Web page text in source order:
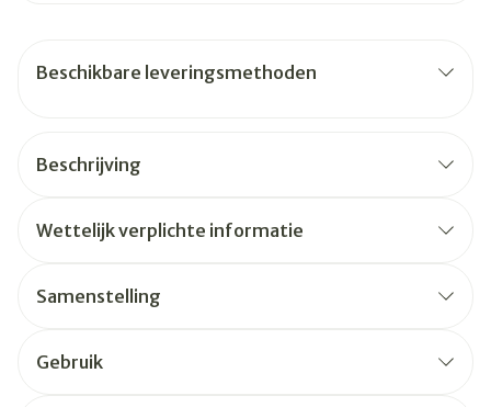
Beschikbare leveringsmethoden
Beschrijving
Wettelijk verplichte informatie
Samenstelling
Gebruik